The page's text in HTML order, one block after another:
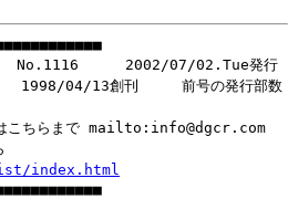
ズ】 No.1116 2002/07/02.Tue発行
04/13創刊 前号の発行部数
はこちらまで mailto:info@dgcr.com
index.html